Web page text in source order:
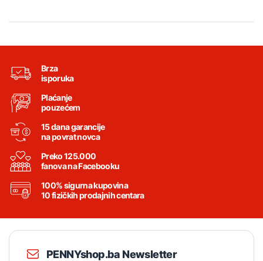
Brza
isporuka
Plaćanje
pouzećem
15 dana garancije
na povrat novca
Preko 125.000
fanova na Facebooku
100% sigurna kupovina
10 fizičkih prodajnih centara
PENNYshop.ba Newsletter